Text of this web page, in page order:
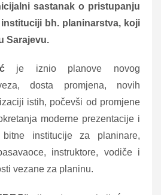
sastanak o pristupanju
bh. planinarstva, koji
Sarajevu.
je iznio planove novog
dosta promjena, novih
istih, počevši od promjene
moderne prezentacije i
institucije za planinare,
instruktore, vodiče i
vezane za planinu.